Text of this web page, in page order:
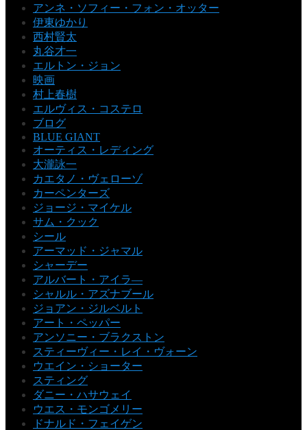
アンネ・ソフィー・フォン・オッター
伊東ゆかり
西村賢太
丸谷才一
エルトン・ジョン
映画
村上春樹
エルヴィス・コステロ
ブログ
BLUE GIANT
オーティス・レディング
大瀧詠一
カエタノ・ヴェローゾ
カーペンターズ
ジョージ・マイケル
サム・クック
シール
アーマッド・ジャマル
シャーデー
アルバート・アイラ―
シャルル・アズナブール
ジョアン・ジルベルト
アート・ペッパー
アンソニー・ブラクストン
スティーヴィー・レイ・ヴォーン
ウエイン・ショーター
スティング
ダニー・ハサウェイ
ウエス・モンゴメリー
ドナルド・フェイゲン